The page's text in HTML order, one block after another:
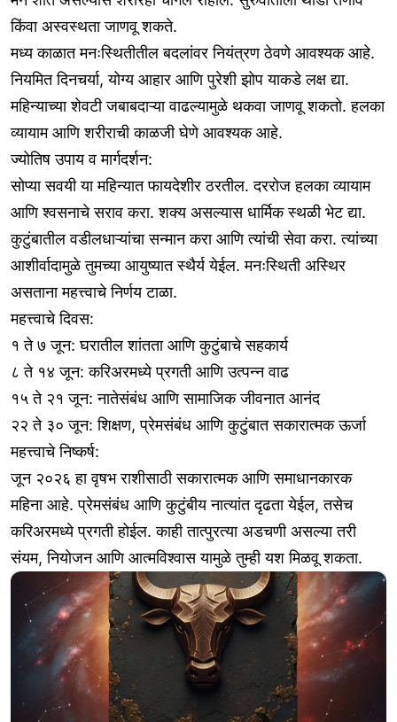
किंवा अस्वस्थता जाणवू शकते.
मध्य काळात मनःस्थितीतील बदलांवर नियंत्रण ठेवणे आवश्यक आहे.
नियमित दिनचर्या, योग्य आहार आणि पुरेशी झोप याकडे लक्ष द्या.
महिन्याच्या शेवटी जबाबदाऱ्या वाढल्यामुळे थकवा जाणवू शकतो. हलका
व्यायाम आणि शरीराची काळजी घेणे आवश्यक आहे.
ज्योतिष उपाय व मार्गदर्शन:
सोप्या सवयी या महिन्यात फायदेशीर ठरतील. दररोज हलका व्यायाम
आणि श्वसनाचे सराव करा. शक्य असल्यास धार्मिक स्थळी भेट द्या.
कुटुंबातील वडीलधाऱ्यांचा सन्मान करा आणि त्यांची सेवा करा. त्यांच्या
आशीर्वादामुळे तुमच्या आयुष्यात स्थैर्य येईल. मनःस्थिती अस्थिर
असताना महत्त्वाचे निर्णय टाळा.
महत्त्वाचे दिवस:
१ ते ७ जून: घरातील शांतता आणि कुटुंबाचे सहकार्य
८ ते १४ जून: करिअरमध्ये प्रगती आणि उत्पन्न वाढ
१५ ते २१ जून: नातेसंबंध आणि सामाजिक जीवनात आनंद
२२ ते ३० जून: शिक्षण, प्रेमसंबंध आणि कुटुंबात सकारात्मक ऊर्जा
महत्त्वाचे निष्कर्ष:
जून २०२६ हा वृषभ राशीसाठी सकारात्मक आणि समाधानकारक
महिना आहे. प्रेमसंबंध आणि कुटुंबीय नात्यांत दृढता येईल, तसेच
करिअरमध्ये प्रगती होईल. काही तात्पुरत्या अडचणी असल्या तरी
संयम, नियोजन आणि आत्मविश्वास यामुळे तुम्ही यश मिळवू शकता.